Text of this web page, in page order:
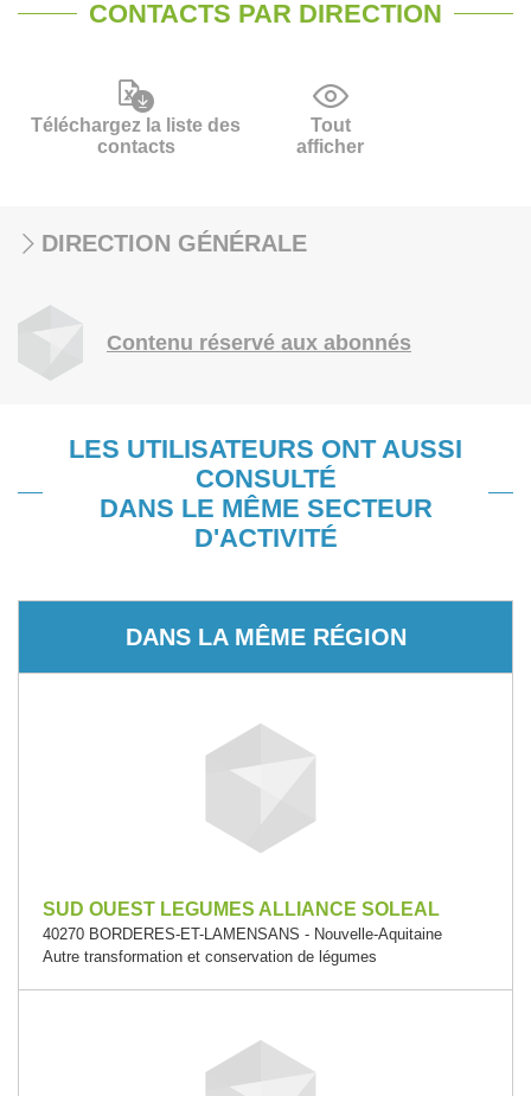
CONTACTS PAR DIRECTION
Téléchargez la liste des
contacts
Tout
afficher
DIRECTION GÉNÉRALE
Contenu réservé aux abonnés
LES UTILISATEURS ONT AUSSI
CONSULTÉ
DANS LE MÊME SECTEUR
D'ACTIVITÉ
DANS LA MÊME RÉGION
SUD OUEST LEGUMES ALLIANCE SOLEAL
40270 BORDERES-ET-LAMENSANS - Nouvelle-Aquitaine
Autre transformation et conservation de légumes